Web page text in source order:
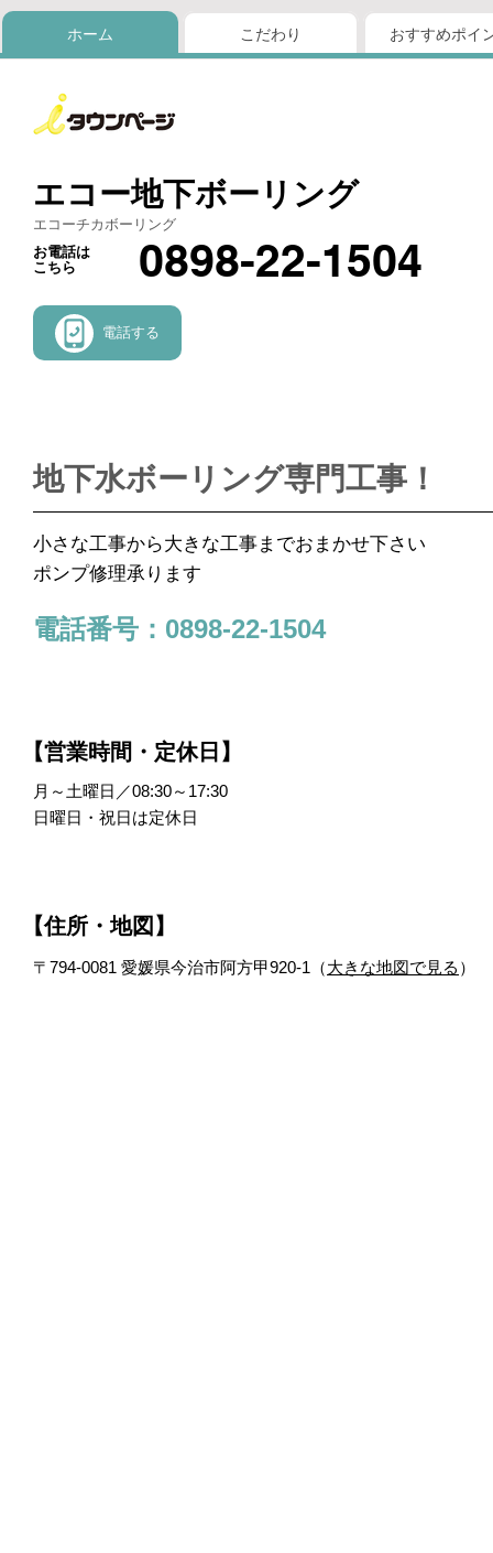
ホーム こだわり おすすめポイ
エコー地下ボーリング
エコーチカボーリング
お電話は
こちら
0898-22-1504
電話する
地下水ボーリング専門工事！
小さな工事から大きな工事までおまかせ下さい
ポンプ修理承ります
電話番号：0898-22-1504
【営業時間・定休日】
月～土曜日／08:30～17:30
日曜日・祝日は定休日
【住所・地図】
〒794-0081 愛媛県今治市阿方甲920-1（大きな地図で見る ）